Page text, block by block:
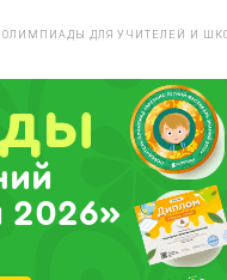
ДЛЯ УЧИТЕЛЕЙ И
2026»